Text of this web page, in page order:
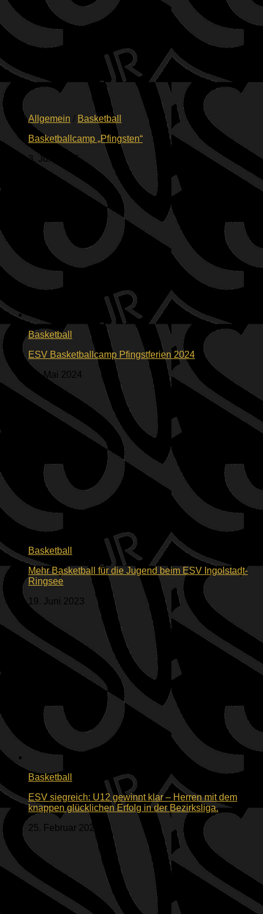
Allgemein / Basketball
Basketballcamp „Pfingsten“
3. Juni 2025
Basketball
ESV Basketballcamp Pfingstferien 2024
22. Mai 2024
Basketball
Mehr Basketball für die Jugend beim ESV Ingolstadt-
Ringsee
19. Juni 2023
Basketball
ESV siegreich: U12 gewinnt klar – Herren mit dem
knappen glücklichen Erfolg in der Bezirksliga.
25. Februar 2023